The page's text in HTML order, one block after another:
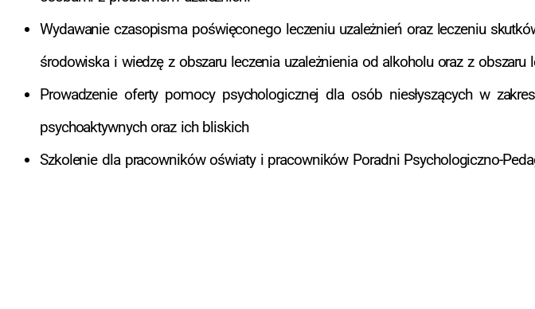
Wydawanie czasopisma poświęconego leczeniu uzależnień oraz leczeniu
środowiska i wiedzę z obszaru leczenia uzależnienia od alkoholu oraz z
Prowadzenie oferty pomocy psychologicznej dla osób niesłyszących w
psychoaktywnych oraz ich bliskich
Szkolenie dla pracowników oświaty i pracowników Poradni Psychologiczno-